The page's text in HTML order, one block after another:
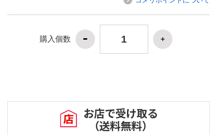
購入個数
お店で受け取る
（送料無料）